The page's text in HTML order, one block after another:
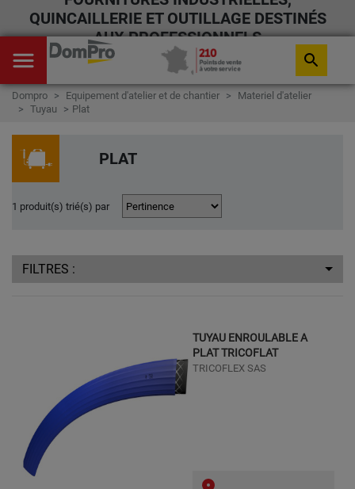
QUINCAILLERIE ET OUTILLAGE DESTINÉS
AUX PROFESSIONNELS
menu search
Dompro Equipement d'atelier et de chantier
Materiel d'atelier
Tuyau
Plat
PLAT
1 produit(s) trié(s) par
FILTRES :
TUYAU ENROULABLE A
PLAT TRICOFLAT
TRICOFLEX SAS